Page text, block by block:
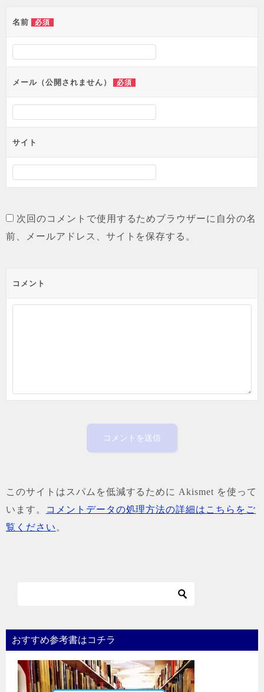
シ
ン
名前 必須
メール（公開されません） 必須
サイト
次回のコメントで使用するためブラウザーに自分の名
前、メールアドレス、サイトを保存する。
コメント
このサイトはスパムを低減するために Akismet を使って
います。
コメントデータの処理方法の詳細はこちらをご
覧ください 。
おすすめ参考書はコチラ